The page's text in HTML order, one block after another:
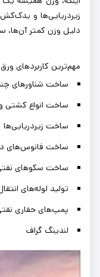
زیردریایی‌ها و
دلیل وزن کمتر
مهم‌ترین کاربردهای
ساخت شناورهای
ساخت انواع
ساخت زیردریایی‌ها
ساخت فانوس‌های
ساخت سکوهای
تولید لوله‌های
پمپ‌های حفاری
لندینگ گراف